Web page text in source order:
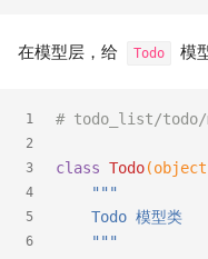
在模型层，给 Todo 模
1
2
3
4
5
6
# todo_list/todo/
class Todo
"""
    Todo 模型类
    """